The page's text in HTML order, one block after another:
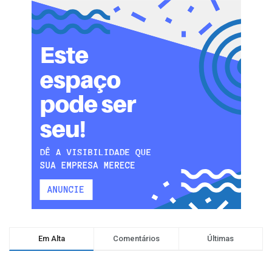
Em Alta Comentários Últimas